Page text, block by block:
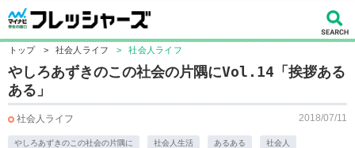
トップ > 社会人ライフ > 社会人ライフ
やしろあずきのこの社会の片隅にVol.14「挨拶ある
ある」
社会人ライフ 2018/07/11
やしろあずきのこの社会の片隅に 社会人生活 あるある 社会人